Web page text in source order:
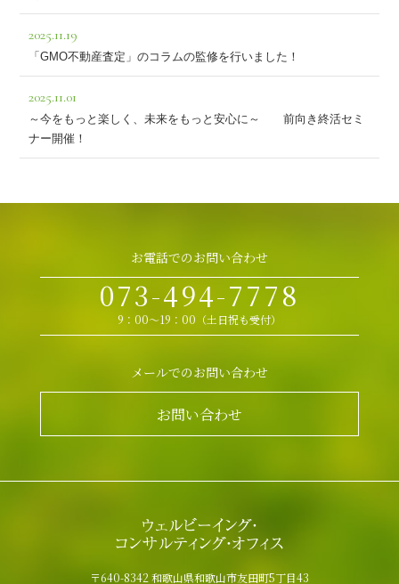
2025.11.19
「GMO不動産査定」のコラムの監修を行いました！
2025.11.01
～今をもっと楽しく、未来をもっと安心に～ 前向き終活セミ
ナー開催！
お電話でのお問い合わせ
073-494-7778
9：00～19：00（土日祝も受付）
メールでのお問い合わせ
お問い合わせ
〒640-8342 和歌山県和歌山市友田町5丁目43